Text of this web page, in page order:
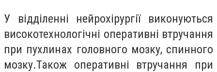
У відділенні нейрохірургії виконуються
високотехнологічні оперативні втручання
при пухлинах головного мозку, спинного
мозку.Також оперативні втручання при